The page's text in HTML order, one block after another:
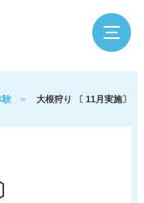
検索
験 > 大根狩り 〔 11月実施〕